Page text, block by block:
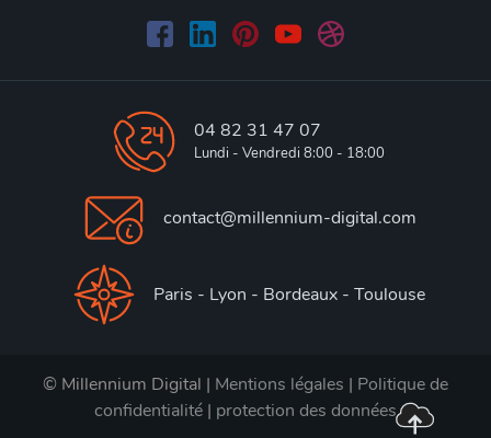
04 82 31 47 07
Lundi - Vendredi 8:00 - 18:00
contact@millennium-digital.com
Paris - Lyon - Bordeaux - Toulouse
© Millennium Digital | Mentions légales | Politique de
confidentialité | protection des données